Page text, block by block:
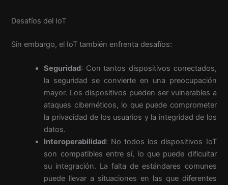
Desafíos del IoT
Sin embargo, el IoT también enfrenta desafíos:
Seguridad: Con tantos dispositivos conectados,
la seguridad se convierte en una preocupación
mayor. Los dispositivos pueden ser vulnerables a
ataques cibernéticos, lo que puede comprometer
la privacidad de los usuarios y la integridad de los
datos.
Interoperabilidad: No todos los dispositivos IoT
son compatibles entre sí, lo que puede dificultar
su integración. La falta de estándares comunes
puede llevar a situaciones en las que diferentes